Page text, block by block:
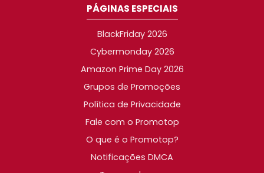
PÁGINAS ESPECIAIS
BlackFriday 2026
Cybermonday 2026
Amazon Prime Day 2026
Grupos de Promoções
Política de Privacidade
Fale com o Promotop
O que é o Promotop?
Notificações DMCA